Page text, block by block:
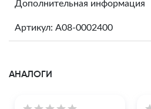
Дополнительная информация
Артикул: A08-0002400
АНАЛОГИ